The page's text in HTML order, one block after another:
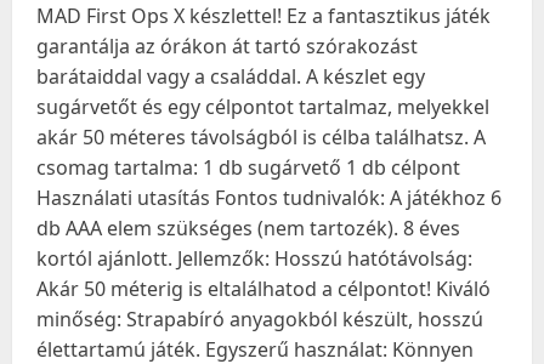
MAD First Ops X készlettel! Ez a fantasztikus játék
garantálja az órákon át tartó szórakozást
barátaiddal vagy a családdal. A készlet egy
sugárvetőt és egy célpontot tartalmaz, melyekkel
akár 50 méteres távolságból is célba találhatsz. A
csomag tartalma: 1 db sugárvető 1 db célpont
Használati utasítás Fontos tudnivalók: A játékhoz 6
db AAA elem szükséges (nem tartozék). 8 éves
kortól ajánlott. Jellemzők: Hosszú hatótávolság:
Akár 50 méterig is eltalálhatod a célpontot! Kiváló
minőség: Strapabíró anyagokból készült, hosszú
élettartamú játék. Egyszerű használat: Könnyen